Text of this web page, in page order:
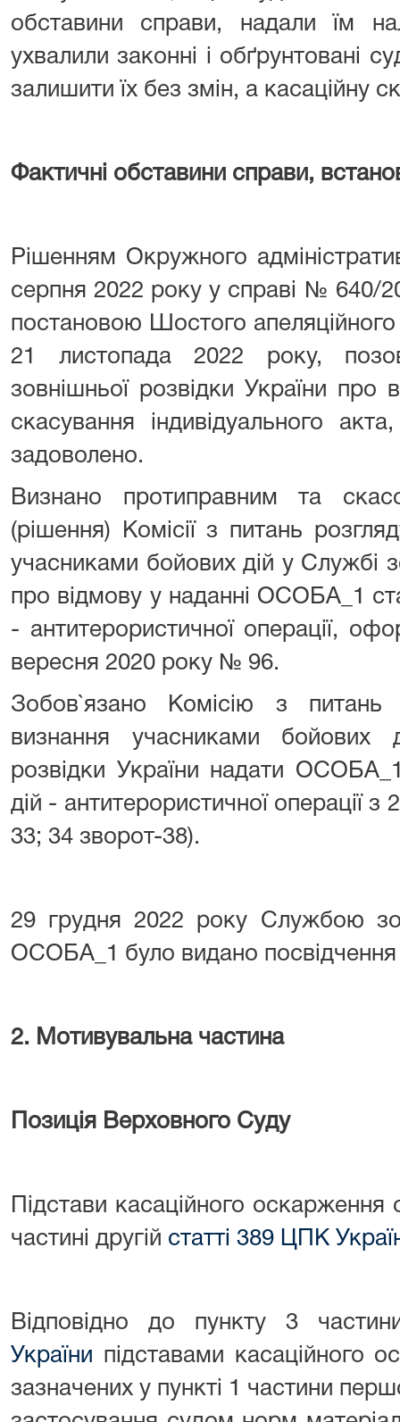
обставини справи, надали їм
ухвалили законні і обґрунтовані
залишити їх без змін, а касаційну
Фактичні обставини справи,
Рішенням Окружного
серпня 2022 року у справі № 640/
постановою Шостого апеляційного
21 листопада 2022 року,
зовнішньої розвідки України про
скасування індивідуального
задоволено.
Визнано протиправним та
(рішення) Комісії з питань
учасниками бойових дій у Службі
про відмову у наданні ОСОБА_1
- антитерористичної операції,
вересня 2020 року № 96.
Зобов`язано Комісію з питань
визнання учасниками бойових
розвідки України надати
дій - антитерористичної операції з
33; 34 зворот-38).
29 грудня 2022 року Службою
ОСОБА_1 було видано
2. Мотивувальна частина
Позиція Верховного Суду
Підстави касаційного
частині другій статті 389 ЦПК
Відповідно до пункту 3
України підставами касаційного
зазначених у пункті 1 частини